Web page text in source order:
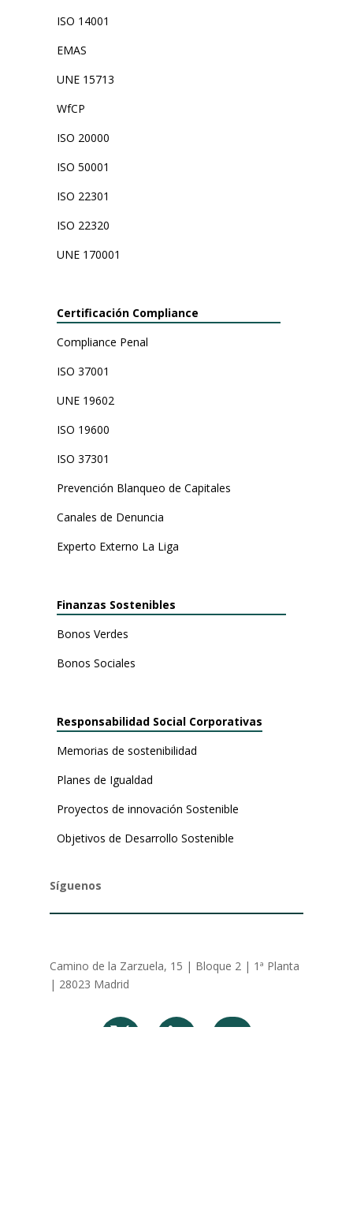
ISO 14001
EMAS
UNE 15713
WfCP
ISO 20000
ISO 50001
ISO 22301
ISO 22320
UNE 170001
Certificación Compliance
Compliance Penal
ISO 37001
UNE 19602
ISO 19600
ISO 37301
Prevención Blanqueo de Capitales
Canales de Denuncia
Experto Externo La Liga
Finanzas Sostenibles
Bonos Verdes
Bonos Sociales
Responsabilidad Social Corporativas
Memorias desostenibilidad
Planes de Igualdad
Proyectos de innovación Sostenible
Objetivos de Desarrollo Sostenible
Síguenos
Camino de la Zarzuela, 15 | Bloque 2 | 1ª Planta
| 28023 Madrid